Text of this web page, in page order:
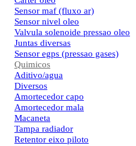
Sensor maf (fluxo ar)
Sensor nivel oleo
Valvula solenoide pressao oleo
Juntas diversas
Sensor egps (pressao gases)
Quimicos
Aditivo/agua
Diversos
Amortecedor capo
Amortecedor mala
Macaneta
Tampa radiador
Retentor eixo piloto